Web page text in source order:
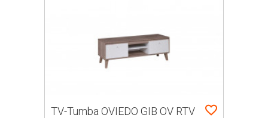
TV-Tumba OVIEDO GIB OV RTV